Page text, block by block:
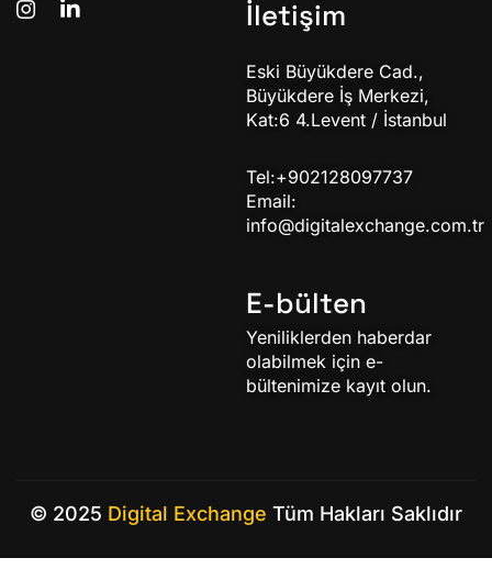
İletişim
Eski Büyükdere Cad.,
Büyükdere İş Merkezi,
Kat:6 4.Levent / İstanbul
Tel:+902128097737
Email:
info@digitalexchange.com.tr
E-bülten
Yeniliklerden haberdar
olabilmek için e-
bültenimize kayıt olun.
© 2025 Digital Exchange Tüm Hakları Saklıdır